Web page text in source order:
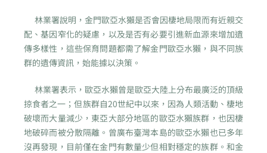
林業署說明，金門歐亞水獺是否會因棲地局限而有近親交
配、基因窄化的疑慮，以及是否有必要引進新血源來增加遺
傳多樣性，這些保育問題都需了解金門歐亞水獺，與不同族
群的遺傳資訊，始能據以決策。
林業署表示，歐亞水獺曾是歐亞大陸上分布最廣泛的頂級
掠食者之一；但族群自20世紀中以來，因為人類活動、棲地
破壞而大量減少，東亞大部分地區的歐亞水獺族群，也因棲
地破碎而被分散隔離。曾廣布臺灣本島的歐亞水獺也已多年
沒再發現，目前僅在金門有數量少但相對穩定的族群。和金